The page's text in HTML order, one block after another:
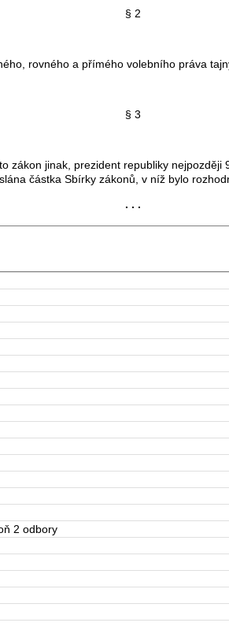
§ 2
rovného a přímého volebního práva
§ 3
jinak, prezident republiky nejpozději
částka Sbírky zákonů, v níž bylo
. . .
2 odbory